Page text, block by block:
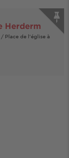
Herderm
Place de l'église à